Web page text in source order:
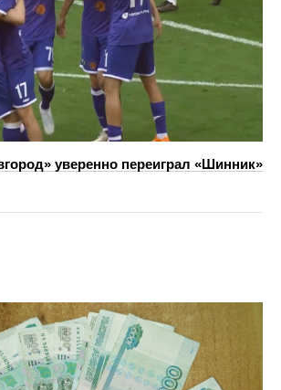
уверенно переиграл «Шинник»